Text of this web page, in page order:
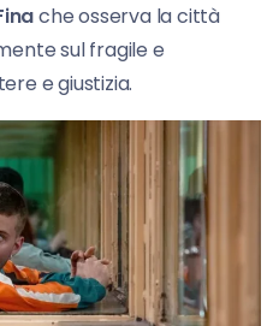
che osserva la città
sul fragile e
e giustizia.